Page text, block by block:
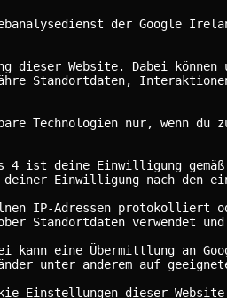
der Google
dieser Website. Dabei können
Standortdaten,
Technologien nur, wenn du
4 ist deine Einwilligung
Einwilligung nach den
IP-Adressen protokolliert
Standortdaten verwendet
eine Übermittlung an
unter anderem auf geeignete
Einstellungen dieser